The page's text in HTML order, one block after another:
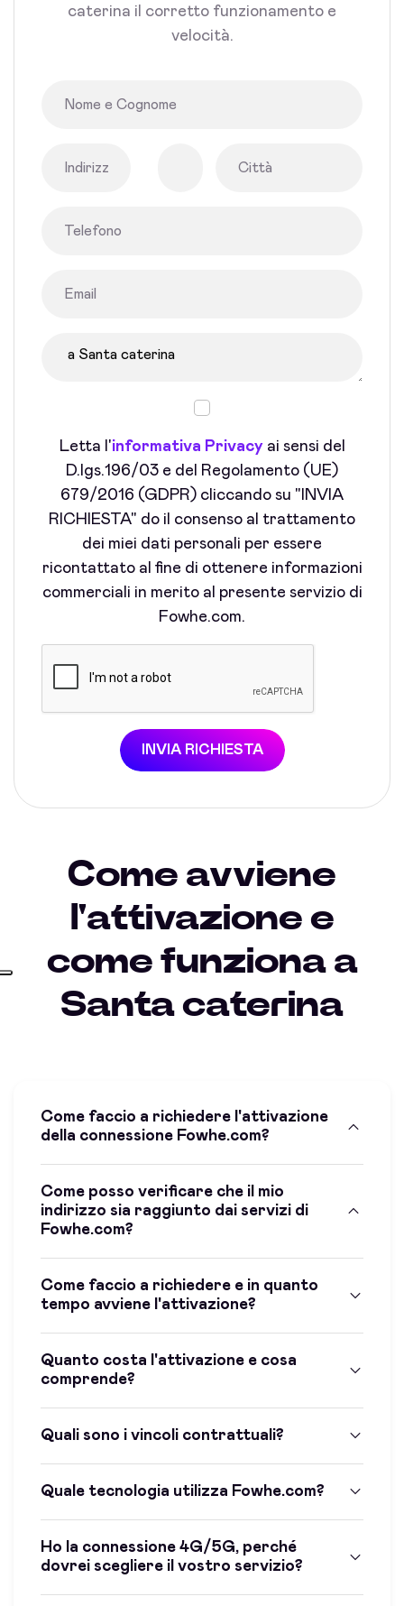
caterina il corretto funzionamento e
velocità.
Letta l'informativa Privacyai sensi del
D.lgs.196/03 e del Regolamento (UE)
679/2016 (GDPR) cliccando su "INVIA
RICHIESTA" do il consenso al trattamento
dei miei dati personali per essere
ricontattato al fine di ottenere informazioni
commerciali in merito al presente servizio di
Fowhe.com.
INVIA RICHIESTA
Come avviene
l'attivazione e
come funziona a
Santa caterina
Come faccio a richiedere l'attivazione
della connessione Fowhe.com?
Come posso verificare che il mio
indirizzo sia raggiunto dai servizi di
Fowhe.com?
Come faccio a richiedere e in quanto
tempo avviene l'attivazione?
Quanto costa l'attivazione e cosa
comprende?
Quali sono i vincoli contrattuali?
Quale tecnologia utilizza Fowhe.com?
Ho la connessione 4G/5G, perché
dovrei scegliere il vostro servizio?